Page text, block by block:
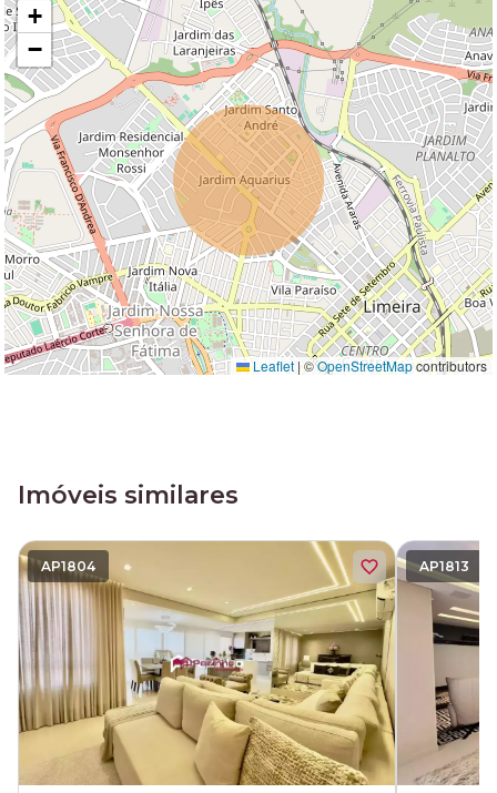
+
−
Leaflet |©OpenStreetMapcontributors
Imóveis similares
AP1804 AP1813